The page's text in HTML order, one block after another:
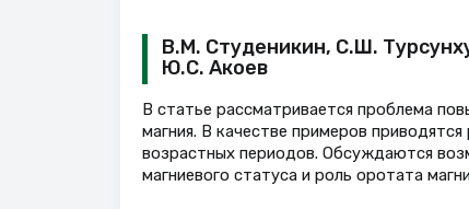
В.М. Студеникин, С.Ш.
Ю.С. Акоев
В статье рассматривается проблема
магния. В качестве примеров
возрастных периодов. Обсуждаются
магниевого статуса и роль оротата